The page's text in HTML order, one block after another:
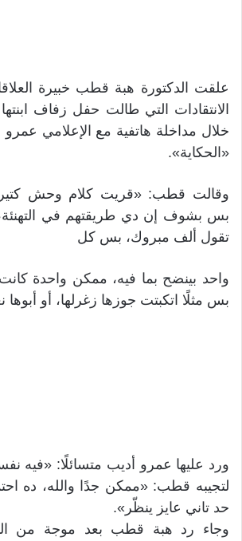
علقت الدكتورة هبة قطب خبيرة
الانتقادات التي طالت حفل زفاف
خلال مداخلة هاتفية مع الإعلامي
«الحكاية».
وقالت قطب: «قريت كلام وحش
بس بشوف إن دي طريقتهم في
تقول ألف مبروك، بس كل
واحد بينضح بما فيه، ممكن واحدة
بس مثلًا اتكبتت جوزها زغرلها، أو أبوها
ورد عليها عمرو أديب متسائلًا: «فيه
لتجيبه قطب: «ممكن جدًا والله، ده
حد تاني عايز ينظّر».
وجاء رد هبة قطب بعد موجة من